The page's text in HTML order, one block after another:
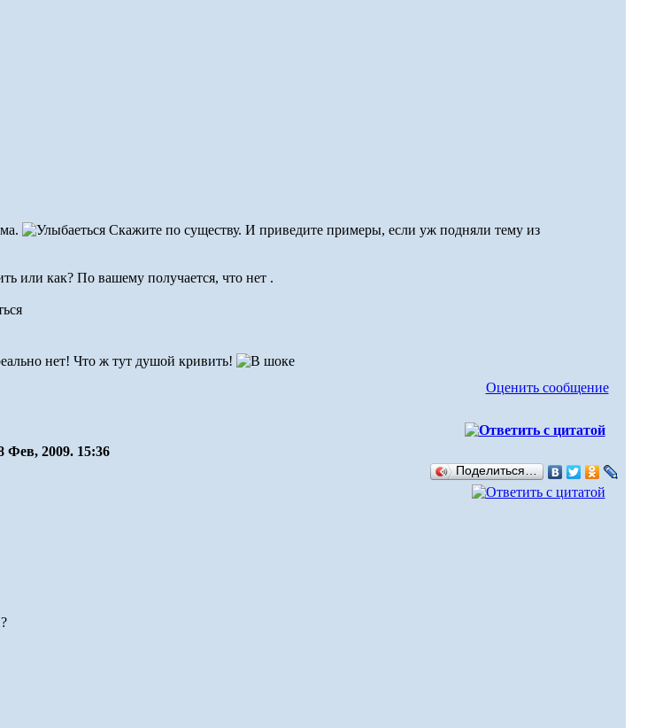
Скажите по существу. И приведите примеры, если уж подняли тему из
или как? По вашему получается, что нет .
нет! Что ж тут душой кривить!
Оценить сообщение
Фев, 2009. 15:36
Поделиться…